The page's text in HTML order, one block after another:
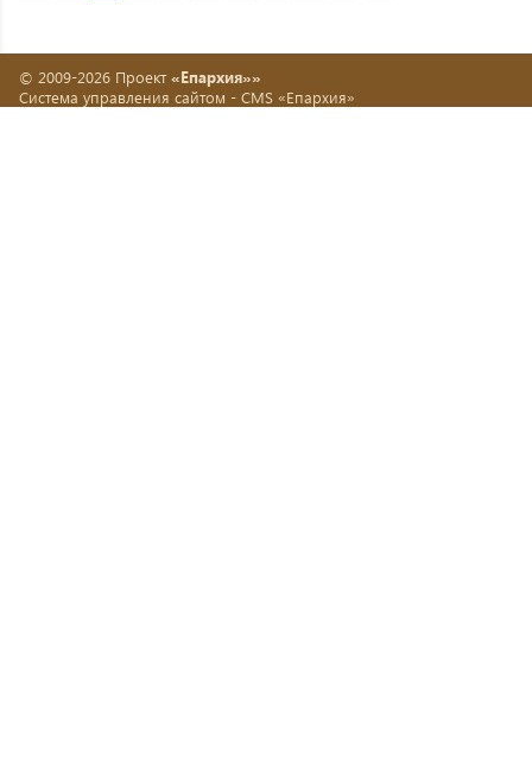
© 2009-2026 Проект «Епархия»»
Система управления сайтом - CMS «Епархия»